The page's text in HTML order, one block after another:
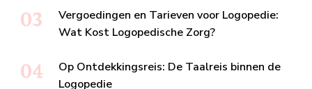
Vergoedingen en Tarieven voor Logopedie:
Wat Kost Logopedische Zorg?
Op Ontdekkingsreis: De Taalreis binnen de
Logopedie